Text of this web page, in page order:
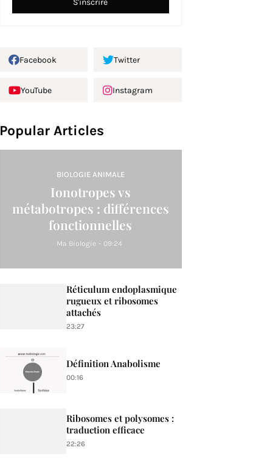
Facebook Twitter
YouTube Instagram
Popular Articles
BIOLOGIE ANIMALE
Ionotropes vs
métabotropes : différences
fonctionnelles
Ma Biologie - 09:24
Réticulum endoplasmique
rugueux et ribosomes
attachés
23:27
Définition Anabolisme
00:16
Ribosomes et polysomes :
traduction efficace
22:26